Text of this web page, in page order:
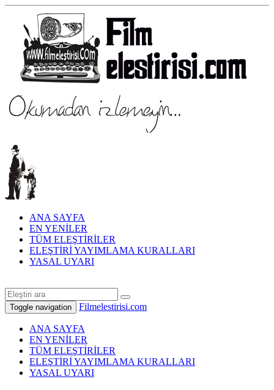
ANA SAYFA
EN YENİLER
TÜM ELEŞTİRİLER
ELEŞTİRİ YAYIMLAMA KURALLARI
YASAL UYARI
Toggle navigation Filmelestirisi.com
ANA SAYFA
EN YENİLER
TÜM ELEŞTİRİLER
ELEŞTİRİ YAYIMLAMA KURALLARI
YASAL UYARI